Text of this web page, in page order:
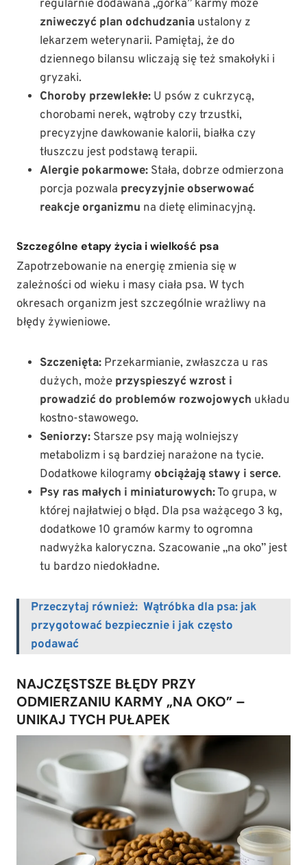
regularnie dodawana „górka” karmy może
zniweczyć plan odchudzania ustalony z
lekarzem weterynarii. Pamiętaj, że do
dziennego bilansu wliczają się też smakołyki i
gryzaki.
Choroby przewlekłe: U psów z cukrzycą,
chorobami nerek, wątroby czy trzustki,
precyzyjne dawkowanie kalorii, białka czy
tłuszczu jest podstawą terapii.
Alergie pokarmowe: Stała, dobrze odmierzona
porcja pozwala precyzyjnie obserwować
reakcje organizmu na dietę eliminacyjną.
Szczególne etapy życia i wielkość psa
Zapotrzebowanie na energię zmienia się w
zależności od wieku i masy ciała psa. W tych
okresach organizm jest szczególnie wrażliwy na
błędy żywieniowe.
Szczenięta: Przekarmianie, zwłaszcza u ras
dużych, może przyspieszyć wzrost i
prowadzić do problemów rozwojowych układu
kostno-stawowego.
Seniorzy: Starsze psy mają wolniejszy
metabolizm i są bardziej narażone na tycie.
Dodatkowe kilogramy obciążają stawy i serce.
Psy ras małych i miniaturowych:To grupa, w
której najłatwiej o błąd. Dla psa ważącego 3 kg,
dodatkowe 10 gramów karmy to ogromna
nadwyżka kaloryczna. Szacowanie „na oko” jest
tu bardzo niedokładne.
Przeczytaj również: Wątróbka dla psa: jak
przygotować bezpiecznie i jak często
podawać
NAJCZĘSTSZE BŁĘDY PRZY
ODMIERZANIU KARMY „NA OKO” –
UNIKAJ TYCH PUŁAPEK